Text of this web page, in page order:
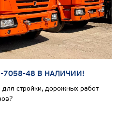
м3
7058-48 В НАЛИЧИИ!
стройки, дорожных работ